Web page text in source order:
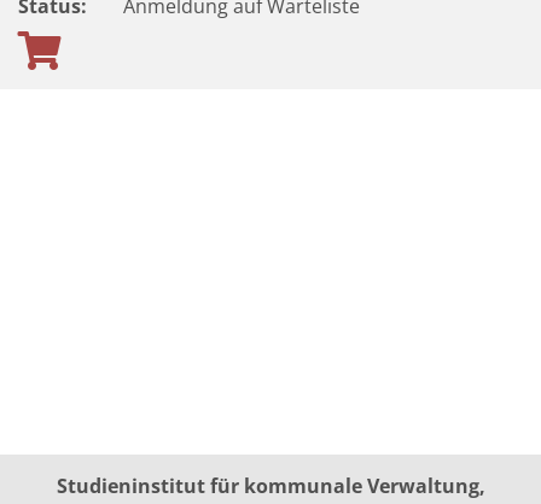
Status:
Anmeldung auf Warteliste
Studieninstitut für kommunale Verwaltung,